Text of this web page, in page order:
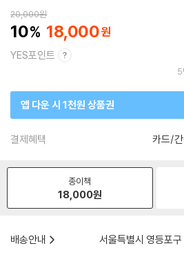
20,000원
10 18,000
YES포인트
5
앱 다운 시 1천원 상품권
결제혜택 카드/
종이책
18,000원
배송안내
서울특별시 영등포